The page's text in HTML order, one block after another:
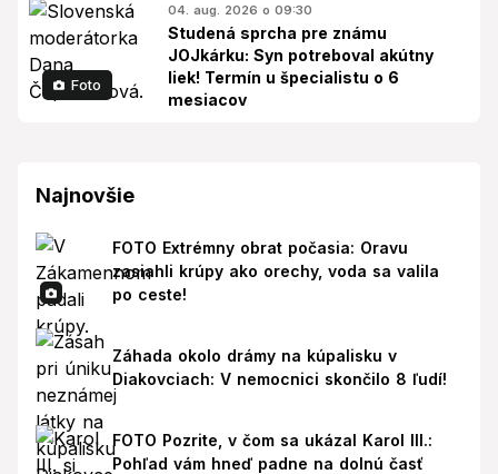
Foto
04. aug. 2026 o 09:30
Studená sprcha pre známu
JOJkárku: Syn potreboval akútny
liek! Termín u špecialistu o 6
mesiacov
Najnovšie
FOTO Extrémny obrat počasia: Oravu
zasiahli krúpy ako orechy, voda sa valila
po ceste!
Záhada okolo drámy na kúpalisku v
Diakovciach: V nemocnici skončilo 8 ľudí!
FOTO Pozrite, v čom sa ukázal Karol III.:
Pohľad vám hneď padne na dolnú časť